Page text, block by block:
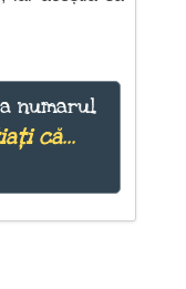
numarul
că...